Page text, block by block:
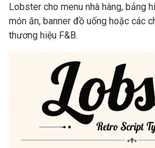
Lobster cho menu nhà hàng, bảng
món ăn, banner đồ uống hoặc các
thương hiệu F&B.